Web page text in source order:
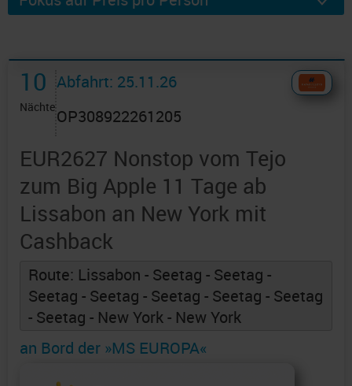
10
Nächte
Abfahrt: 25.11.26
OP308922261205
EUR2627 Nonstop vom Tejo
zum Big Apple 11 Tage ab
Lissabon an New York mit
Cashback
Route: Lissabon - Seetag - Seetag -
Seetag - Seetag - Seetag - Seetag - Seetag
- Seetag - New York - New York
an Bord der »MS EUROPA«